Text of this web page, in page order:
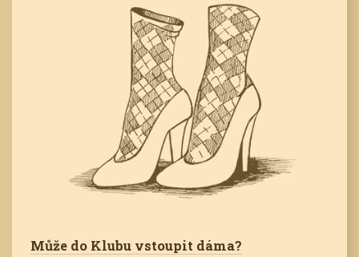
Může do Klubu vstoupit dáma?